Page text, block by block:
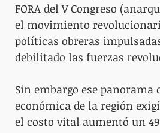
FORA del V Congreso
el movimiento
políticas obreras
debilitado las fuerzas
Sin embargo ese panorama
económica de la región
el costo vital aumentó un